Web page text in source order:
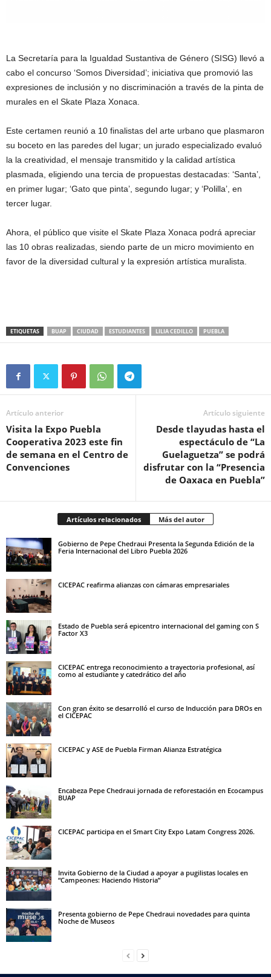
La Secretaría para la Igualdad Sustantiva de Género (SISG) llevó a
cabo el concurso ‘Somos Diversidad’; iniciativa que promovió las
expresiones de inclusión y no discriminación a través de la pinta de
murales en el Skate Plaza Xonaca.
Este certamen reunió a 10 finalistas del arte urbano que plasmaron
su boceto en las paredes del lugar; un jurado especializado evaluó
la la creatividad, el mensaje transmitido y la calidad artística
plasmada, eligiendo una tercia de propuestas destacadas: ‘Santa’,
en primer lugar; ‘Gato que pinta’, segundo lugar; y ‘Polilla’, en
tercer lugar.
Ahora, el público que visite el Skate Plaza Xonaca podrá apreciar
las 10 obras realizadas, siendo parte de un micro movimiento en
favor de la diversidad cultural y la expresión artística muralista.
ETIQUETAS BUAP CIUDAD ESTUDIANTES LILIA CEDILLO PUEBLA
Artículo anterior
Visita la Expo Puebla
Cooperativa 2023 este fin
de semana en el Centro de
Convenciones
Artículo siguiente
Desde tlayudas hasta el
espectáculo de “La
Guelaguetza” se podrá
disfrutar con la “Presencia
de Oaxaca en Puebla”
Artículos relacionados Más del autor
Gobierno de Pepe Chedraui Presenta la Segunda Edición de la
Feria Internacional del Libro Puebla 2026
CICEPAC reafirma alianzas con cámaras empresariales
Estado de Puebla será epicentro internacional del gaming con S
Factor X3
CICEPAC entrega reconocimiento a trayectoria profesional, así
como al estudiante y catedrático del año
Con gran éxito se desarrolló el curso de Inducción para DROs en
el CICEPAC
CICEPAC y ASE de Puebla Firman Alianza Estratégica
Encabeza Pepe Chedraui jornada de reforestación en Ecocampus
BUAP
CICEPAC participa en el Smart City Expo Latam Congress 2026.
Invita Gobierno de la Ciudad a apoyar a pugilistas locales en
“Campeones: Haciendo Historia”
Presenta gobierno de Pepe Chedraui novedades para quinta
Noche de Museos